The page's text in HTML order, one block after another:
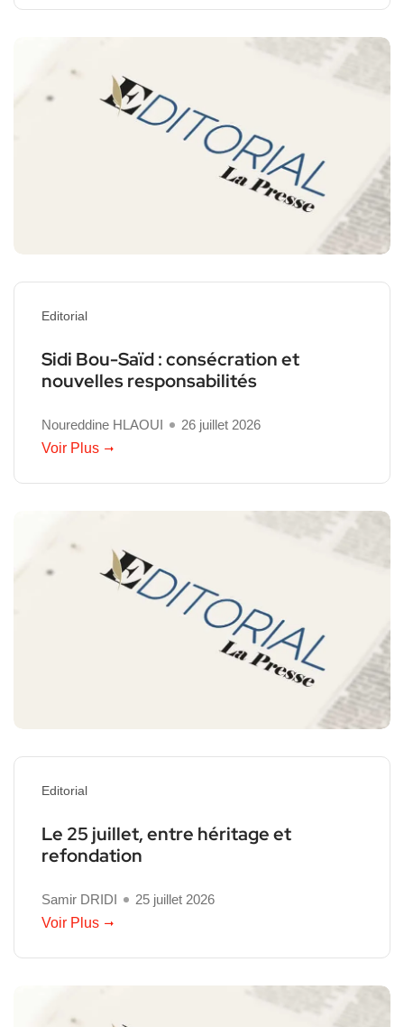
Editorial
Sidi Bou-Saïd : consécration et
nouvelles responsabilités
Noureddine HLAOUI
26 juillet 2026
Voir Plus
Editorial
Le 25 juillet, entre héritage et
refondation
Samir DRIDI
25 juillet 2026
Voir Plus